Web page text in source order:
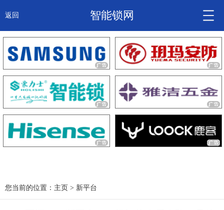
返回 智能锁网
智能锁头条
诚信企业
产品
大咖秀
关于我们
您当前的位置： 主页 > 新平台